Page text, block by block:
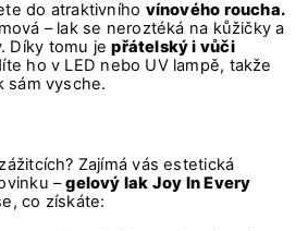
do atraktivního vínového roucha.
– lak se neroztéká na kůžičky a
Díky tomu jepřátelský i vůči
ho v LED nebo UV lampě, takže
sám vysche.
Zajímá vás estetická
–gelový lak Joy In Every
co získáte: